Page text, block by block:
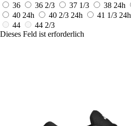
36
36 2/3 37 1/3 38 24h
40 24h 40 2/3 24h 41 1/3 24h
44
44 2/3
Dieses Feld ist erforderlich